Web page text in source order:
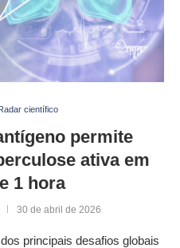
científico
permite
ativa em
1 hora
30 de abril de 2026
principais desafios globais